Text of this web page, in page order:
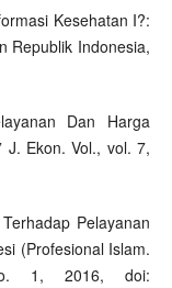
Kesehatan I?:
Republik Indonesia,
Dan Harga
J. Ekon. Vol., vol. 7,
Pelayanan
(Profesional Islam.
1, 2016, doi: